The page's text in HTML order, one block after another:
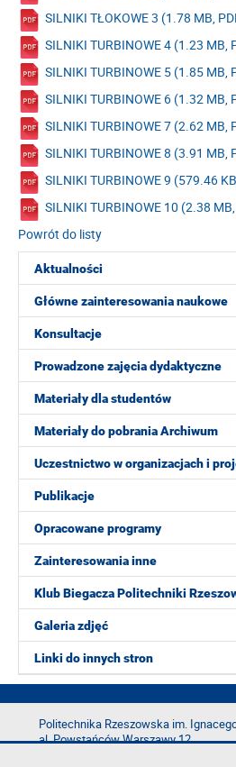
Aktualności
Główne zainteresowania naukowe
Konsultacje
Prowadzone zajęcia dydaktyczne
Materiały dla studentów
Materiały do pobrania Archiwum
Uczestnictwo w organizacjach i
Publikacje
Opracowane programy
Zainteresowania inne
Klub Biegacza Politechniki
Galeria zdjęć
Linki do innych stron
SILNIKI TŁOKOWE 3 (1.78 MB,
SILNIKI TURBINOWE 4 (1.23 MB,
SILNIKI TURBINOWE 5 (1.85 MB,
SILNIKI TURBINOWE 6 (1.32 MB,
SILNIKI TURBINOWE 7 (2.62 MB,
SILNIKI TURBINOWE 8 (3.91 MB,
SILNIKI TURBINOWE 9 (579.46
SILNIKI TURBINOWE 10 (2.38
Powrót do listy
Politechnika Rzeszowska im.
al. Powstańców Warszawy 12